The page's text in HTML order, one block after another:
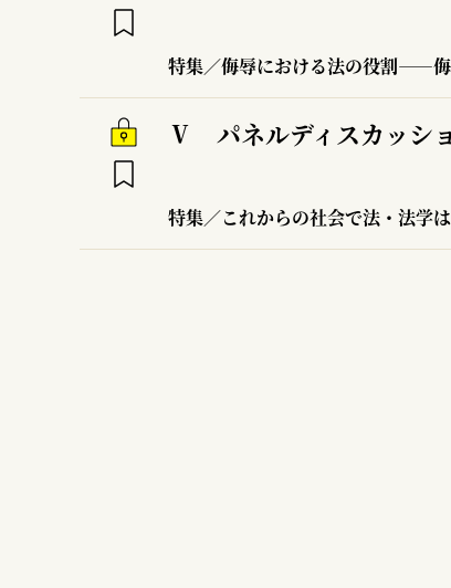
特集／侮辱における法の役割――
Ⅴ パネルディスカッシ
特集／これからの社会で法・法学